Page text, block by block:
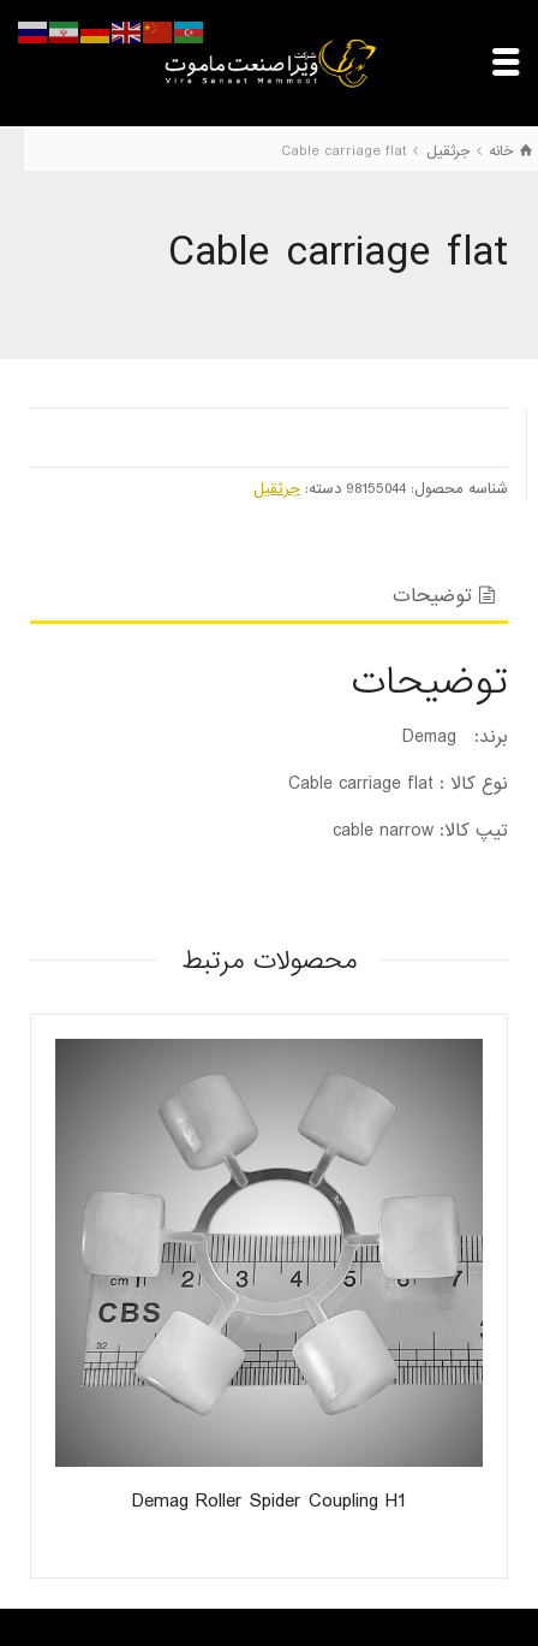
خانه جرثقیل Cable carriage flat
Cable carriage flat
شناسه محصول: 98155044 دسته: جرثقیل
توضیحات
توضیحات
برند: Demag
نوع کالا : Cable carriage flat
تیپ کالا: cable narrow
محصولات مرتبط
Demag Roller Spider Coupling H1